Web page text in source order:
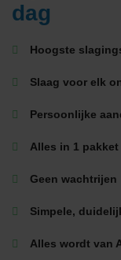
dag
Hoogste
Slaag voor elk
Persoonlijke
Alles in 1 pakket
Geen wachtrijen
Simpele,
Alles wordt van